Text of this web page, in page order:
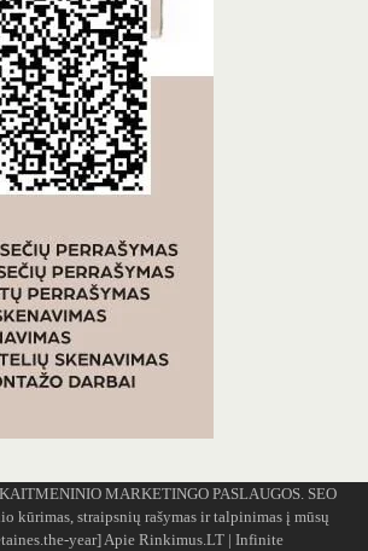
MARKETINGO PASLAUGOS. SEO
kūrimas, straipsnių rašymas ir talpinimas į mūsų
year]Apie Rinkimus.LT| Infinite